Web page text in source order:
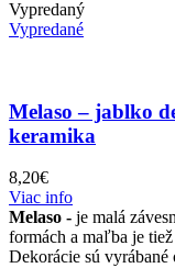
Vypredaný
Vypredané
Melaso – jablko
keramika
8,20€
Viac info
Melaso - je malá
formách a maľba je
Dekorácie sú